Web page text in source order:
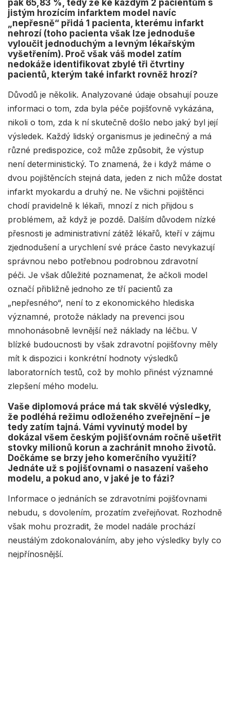
pak 65,83 %, tedy že ke každým 2 pacientům s
jistým hrozícím infarktem model navíc
„nepřesně“ přidá 1 pacienta, kterému infarkt
nehrozí (toho pacienta však lze jednoduše
vyloučit jednoduchým a levným lékařským
vyšetřením). Proč však váš model zatím
nedokáže identifikovat zbylé tři čtvrtiny
pacientů, kterým také infarkt rovněž hrozí?
Důvodů je několik. Analyzované údaje obsahují pouze
informaci o tom, zda byla péče pojišťovně vykázána,
nikoli o tom, zda k ní skutečně došlo nebo jaký byl její
výsledek. Každý lidský organismus je jedinečný a má
různé predispozice, což může způsobit, že výstup
není deterministický. To znamená, že i když máme o
dvou pojištěncích stejná data, jeden z nich může dostat
infarkt myokardu a druhý ne. Ne všichni pojištěnci
chodí pravidelně k lékaři, mnozí z nich přijdou s
problémem, až když je pozdě. Dalším důvodem nízké
přesnosti je administrativní zátěž lékařů, kteří v zájmu
zjednodušení a urychlení své práce často nevykazují
správnou nebo potřebnou podrobnou zdravotní
péči. Je však důležité poznamenat, že ačkoli model
označí přibližně jednoho ze tří pacientů za
„nepřesného“, není to z ekonomického hlediska
významné, protože náklady na prevenci jsou
mnohonásobně levnější než náklady na léčbu. V
blízké budoucnosti by však zdravotní pojišťovny měly
mít k dispozici i konkrétní hodnoty výsledků
laboratorních testů, což by mohlo přinést významné
zlepšení mého modelu.
Vaše diplomová práce má tak skvělé výsledky,
že podléhá režimu odloženého zveřejnění – je
tedy zatím tajná. Vámi vyvinutý model by
dokázal všem českým pojišťovnám ročně ušetřit
stovky milionů korun a zachránit mnoho životů.
Dočkáme se brzy jeho komerčního využití?
Jednáte už s pojišťovnami o nasazení vašeho
modelu, a pokud ano, v jaké je to fázi?
Informace o jednáních se zdravotními pojišťovnami
nebudu, s dovolením, prozatím zveřejňovat. Rozhodně
však mohu prozradit, že model nadále prochází
neustálým zdokonalováním, aby jeho výsledky byly co
nejpřínosnější.